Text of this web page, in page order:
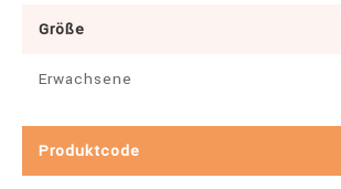
Größe
Erwachsene
Produktcode